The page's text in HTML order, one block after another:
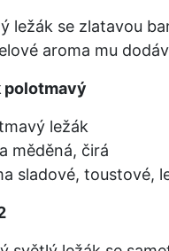
ležák se zlatavou
aroma mu
polotmavý
ležák
měděná, čirá
sladové, toustové,